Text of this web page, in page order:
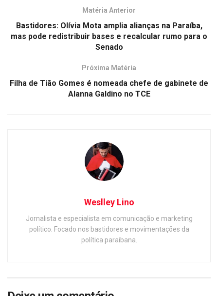
Matéria Anterior
Bastidores: Olívia Mota amplia alianças na Paraíba,
mas pode redistribuir bases e recalcular rumo para o
Senado
Próxima Matéria
Filha de Tião Gomes é nomeada chefe de gabinete de
Alanna Galdino no TCE
Weslley Lino
Jornalista e especialista em comunicação e marketing
político. Focado nos bastidores e movimentações da
política paraibana.